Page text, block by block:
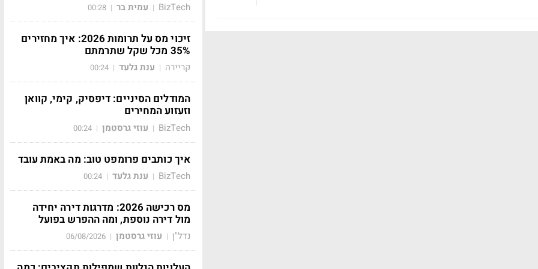
BizTech
| עמית בר |
00:28
זיכוי מס על תרומות 2026: איך מחזירים
35% מכל שקל שתרמתם
קריירה | ענת גלעד |
00:24
המודלים הסיניים: דיפסיק, קימי, קוואן
וזעזוע המחירים
BizTech
| עוזי גרסטמן |
00:24
איך כותבים פרומפט טוב: מה באמת עובד
BizTech
| ענת גלעד |
00:24
מס רכישה 2026: מדרגות דירה יחידה
מול דירה נוספת, ומה ההפרש בפועל
נדל"ן | עוזי גרסטמן |
06/08/2026